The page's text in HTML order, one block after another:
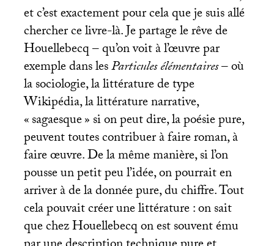
et c’est exactement pour cela que je suis allé
chercher ce livre-là. Je partage le rêve de
Houellebecq – qu’on voit à l’œuvre par
exemple dans lesParticules élémentaires– où
la sociologie, la littérature de type
Wikipédia, la littérature narrative,
«sagaesque» si on peut dire, la poésie pure,
peuvent toutes contribuer à faire roman, à
faire œuvre. De la même manière, si l’on
pousse un petit peu l’idée, on pourrait en
arriver à de la donnée pure, du chiffre. Tout
cela pouvait créer une littérature : on sait
que chez Houellebecq on est souvent ému